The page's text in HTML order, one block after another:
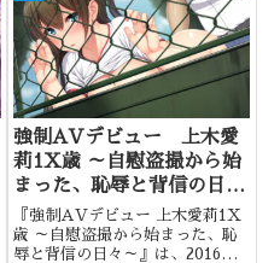
強制AVデビュー 上木愛
莉1X歳 ～自慰盗撮から始
まった、恥辱と背信の日々
～
『強制AVデビュー 上木愛莉1X
歳 ～自慰盗撮から始まった、恥
辱と背信の日々～』は、2016年